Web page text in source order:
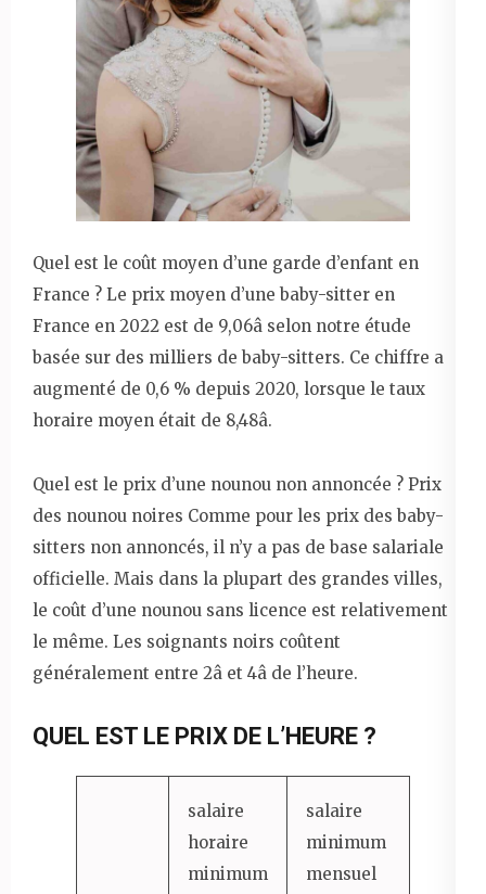
Quel est le coût moyen d’une garde d’enfant en
France ? Le prix moyen d’une baby-sitter en
France en 2022 est de 9,06â selon notre étude
basée sur des milliers de baby-sitters. Ce chiffre a
augmenté de 0,6 % depuis 2020, lorsque le taux
horaire moyen était de 8,48â.
Quel est le prix d’une nounou non annoncée ? Prix ​​
des nounou noires Comme pour les prix des baby-
sitters non annoncés, il n’y a pas de base salariale
officielle. Mais dans la plupart des grandes villes,
le coût d’une nounou sans licence est relativement
le même. Les soignants noirs coûtent
généralement entre 2â et 4â de l’heure.
QUEL EST LE PRIX DE L’HEURE ?
salaire
horaire
minimum
salaire
minimum
mensuel